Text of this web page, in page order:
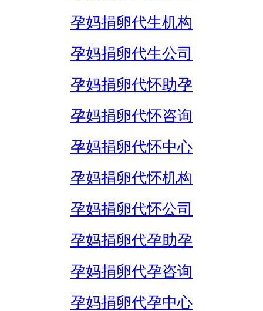
孕妈捐卵代生机构
孕妈捐卵代生公司
孕妈捐卵代怀助孕
孕妈捐卵代怀咨询
孕妈捐卵代怀中心
孕妈捐卵代怀机构
孕妈捐卵代怀公司
孕妈捐卵代孕助孕
孕妈捐卵代孕咨询
孕妈捐卵代孕中心